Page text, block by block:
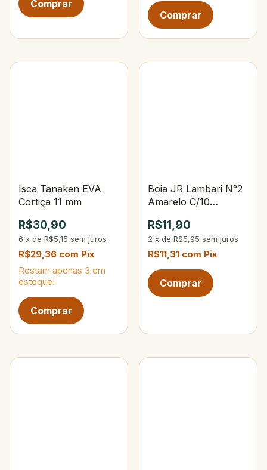
Isca Tanaken EVA
Cortiça 11 mm
R$30,90
6 x de R$5,15 sem juros
R$29,36 com Pix
Restam apenas 3 em
estoque!
Boia JR Lambari N°2
Amarelo C/10
R$11,90
2 x de R$5,95 sem juros
R$11,31 com Pix